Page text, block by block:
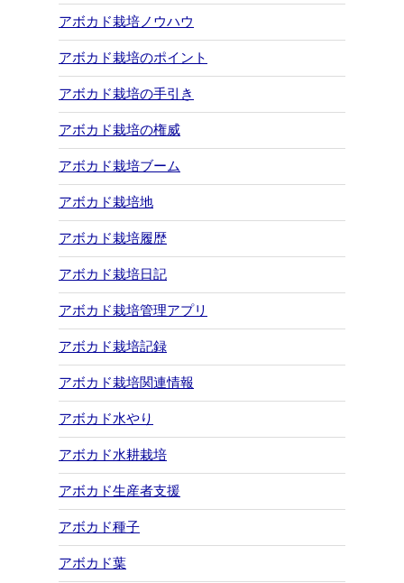
アボカド栽培ノウハウ
アボカド栽培のポイント
アボカド栽培の手引き
アボカド栽培の権威
アボカド栽培ブーム
アボカド栽培地
アボカド栽培履歴
アボカド栽培日記
アボカド栽培管理アプリ
アボカド栽培記録
アボカド栽培関連情報
アボカド水やり
アボカド水耕栽培
アボカド生産者支援
アボカド種子
アボカド葉